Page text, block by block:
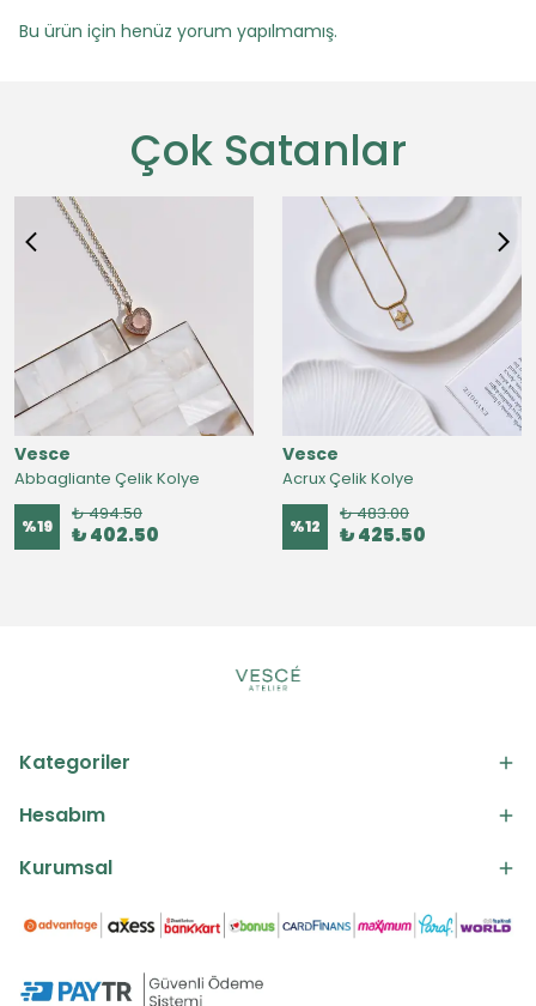
Bu ürün için henüz yorum yapılmamış.
Çok Satanlar
Vesce
Abbagliante Çelik Kolye
%19
₺ 494.50
₺ 402.50
Vesce
Acrux Çelik Kolye
%12
₺ 483.00
₺ 425.50
Kategoriler
Hesabım
Kurumsal